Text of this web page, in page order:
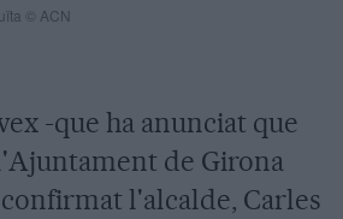
© ACN
-que ha anunciat que
de Girona
l'alcalde, Carles